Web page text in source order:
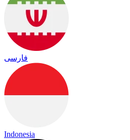
فارسی
Indonesia